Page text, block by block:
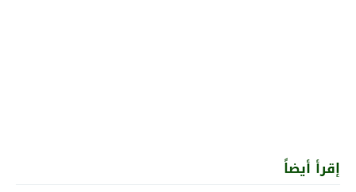
إقرأ أيضاً